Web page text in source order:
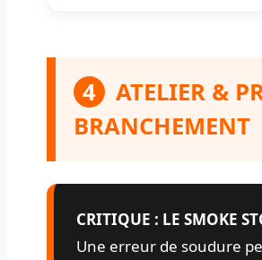
4
ATELIER &
BRANCHEMENT
CRITIQUE : LE SMOKE
Une erreur de soudure